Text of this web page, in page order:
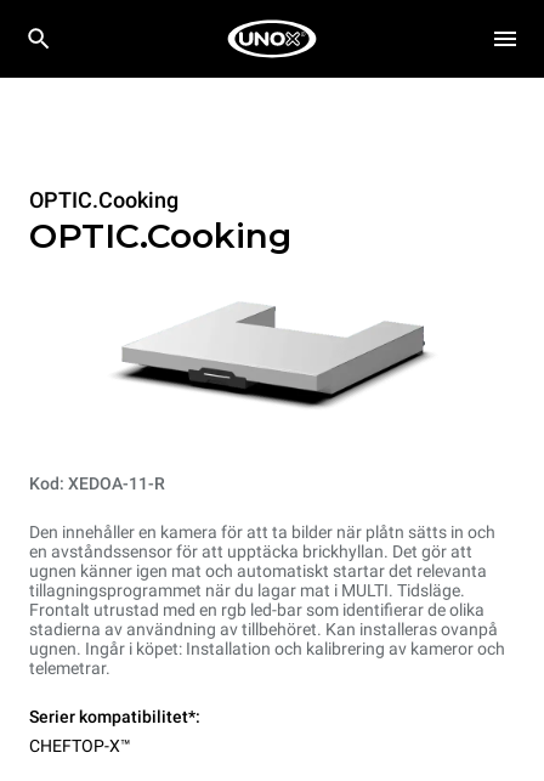
OPTIC.Cooking
OPTIC.Cooking
Kod: XEDOA-11-R
Den innehåller en kamera för att ta bilder när plåtn sätts in och
en avståndssensor för att upptäcka brickhyllan. Det gör att
ugnen känner igen mat och automatiskt startar det relevanta
tillagningsprogrammet när du lagar mat i MULTI. Tidsläge.
Frontalt utrustad med en rgb led-bar som identifierar de olika
stadierna av användning av tillbehöret. Kan installeras ovanpå
ugnen. Ingår i köpet: Installation och kalibrering av kameror och
telemetrar.
Serier kompatibilitet*:
CHEFTOP-X™